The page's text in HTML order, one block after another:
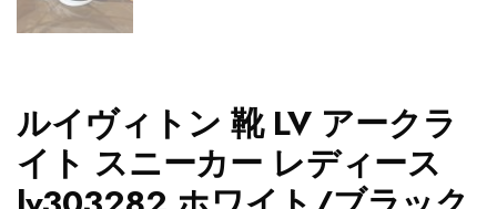
ルイヴィトン 靴 LV アークラ
イト スニーカー レディース